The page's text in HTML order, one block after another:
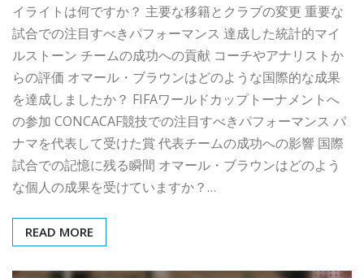
イライトは何ですか？ 主要な移籍とクラブの変更 重要な
試合での注目すべきパフォーマンス 達成した統計的マイ
ルストーン チームの成功への貢献 コーチやアナリストか
らの評価 オマール・ブラウンはどのような国際的な成果
を達成しましたか？ FIFAワールドカップトーナメントへ
の参加 CONCACAF競技での注目すべきパフォーマンス パ
ナマを代表して受けた賞 代表チームの成功への影響 国際
試合での記憶に残る瞬間 オマール・ブラウンはどのよう
な個人の成果を受けていますか？…
READ MORE